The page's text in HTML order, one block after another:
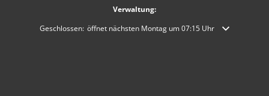
Verwaltung:
Klicken, um weitere Öffnungs- oder Schließzeiten auszublenden
Geschlossen: öffnet nächsten Montag um 07:15 Uhr